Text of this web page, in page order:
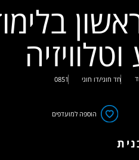
חד חוגי/דו חוגי 0851
הוספה למועדפים